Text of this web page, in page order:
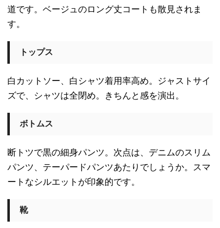
道です。ベージュのロング丈コートも散見されま
す。
トップス
白カットソー、白シャツ着用率高め。ジャストサイ
ズで、シャツは全閉め。きちんと感を演出。
ボトムス
断トツで黒の細身パンツ。次点は、デニムのスリム
パンツ、テーパードパンツあたりでしょうか。スマ
ートなシルエットが印象的です。
靴